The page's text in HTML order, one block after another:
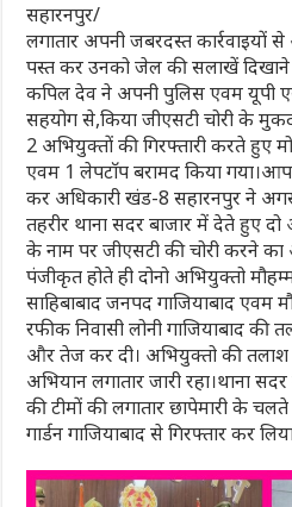
सहारनपुर/
लगातार अपनी जबरदस्त कार्रवाइयों
पस्त कर उनको जेल की सलाखें दिखाने
कपिल देव ने अपनी पुलिस एवम यूपी
सहयोग से,किया जीएसटी चोरी के
2 अभियुक्तों की गिरफ्तारी करते हुए
एवम 1 लेपटाॅप बरामद किया
कर अधिकारी खंड-8 सहारनपुर ने
तहरीर थाना सदर बाजार में देते हुए
के नाम पर जीएसटी की चोरी करने का
पंजीकृत होते ही दोनो‌ अभियुक्तो
साहिबाबाद जनपद गाजियाबाद एवम
रफीक निवासी लोनी गाजियाबाद की
और तेज कर दी। अभियुक्तो की
अभियान लगातार जारी रहा।थाना
की टीमों की लगातार छापेमारी के
गार्डन गाजियाबाद से गिरफ्तार कर